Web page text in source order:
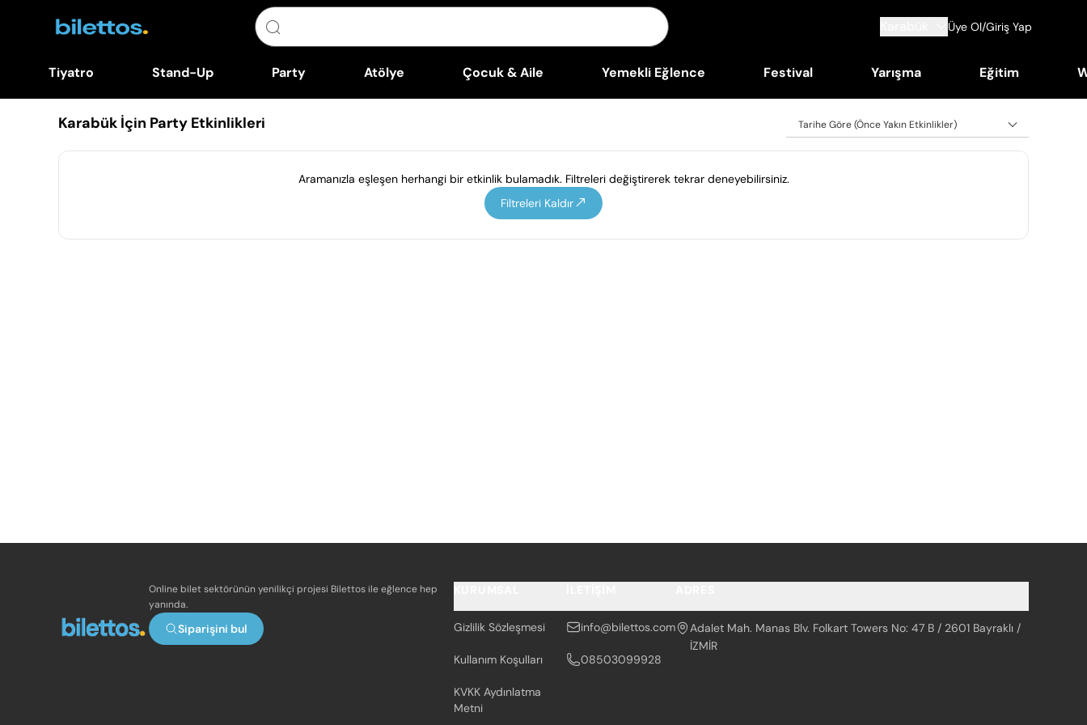
Üye Ol/Giriş Yap
Tiyatro Stand-Up Party Atölye Çocuk & Aile Yemekli Eğlence Festival Yarışma Eğitim
Karabük İçin Party Etkinlikleri Tarihe Göre (Önce Yakın Etkinlikler)
Aramanızla eşleşen herhangi bir etkinlik bulamadık. Filtreleri değiştirerek tekrar deneyebilirsiniz.
Filtreleri Kaldır
Online bilet sektörünün yenilikçi projesi Bilettos ile eğlence hep
yanında.
Siparişini bul Gizlilik Sözleşmesi
Kullanım Koşulları
KVKK Aydınlatma
Metni
info@bilettos.com
08503099928
Adalet Mah. Manas Blv. Folkart Towers No: 47 B / 2601 Bayraklı /
İZMİR